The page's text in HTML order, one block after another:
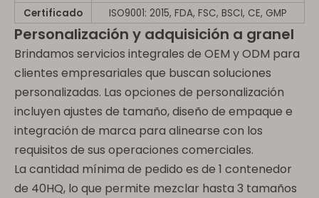
Certificado
ISO9001: 2015, FDA, FSC, BSCI, CE, GMP
Personalización y adquisición a granel
Brindamos servicios integrales de OEM y ODM para
clientes empresariales que buscan soluciones
personalizadas. Las opciones de personalización
incluyen ajustes de tamaño, diseño de empaque e
integración de marca para alinearse con los
requisitos de sus operaciones comerciales.
La cantidad mínima de pedido es de 1 contenedor
de 40HQ, lo que permite mezclar hasta 3 tamaños